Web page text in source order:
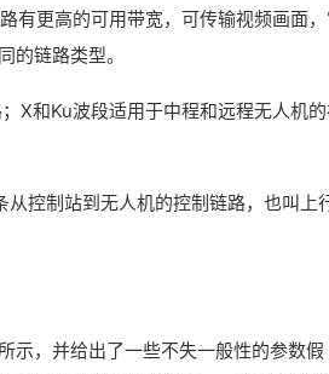
有更高的可用带宽，可传输视频画面
的链路类型。
X和Ku波段适用于中程和远程无人机
控制站到无人机的控制链路，也叫上
示，并给出了一些不失一般性的参数假